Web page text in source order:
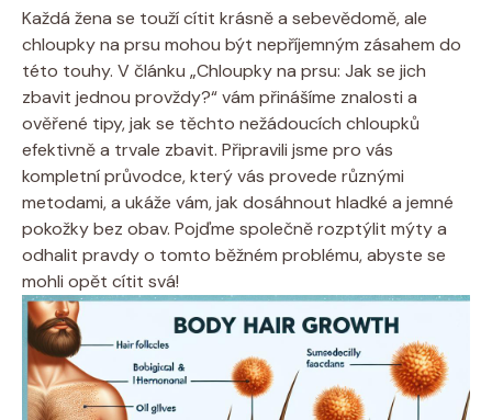
Každá žena se touží cítit krásně a sebevědomě, ale
chloupky na prsu mohou být nepříjemným zásahem do
této touhy. V článku „Chloupky na prsu: Jak se jich
zbavit jednou provždy?“ vám přinášíme znalosti a
ověřené tipy, jak se těchto nežádoucích chloupků
efektivně a trvale zbavit. Připravili jsme pro vás
kompletní průvodce, který vás provede různými
metodami, a ukáže vám, jak dosáhnout hladké a jemné
pokožky bez obav. Pojďme společně rozptýlit mýty a
odhalit pravdy o tomto běžném problému, abyste se
mohli opět cítit svá!